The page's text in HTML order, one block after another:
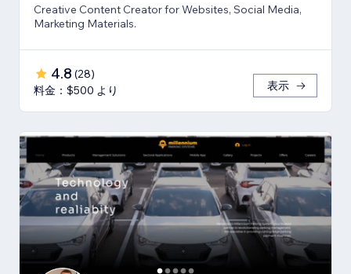
Creative Content Creator for Websites, Social Media,
Marketing Materials.
4.8 (28)
料金：$500 より
表示